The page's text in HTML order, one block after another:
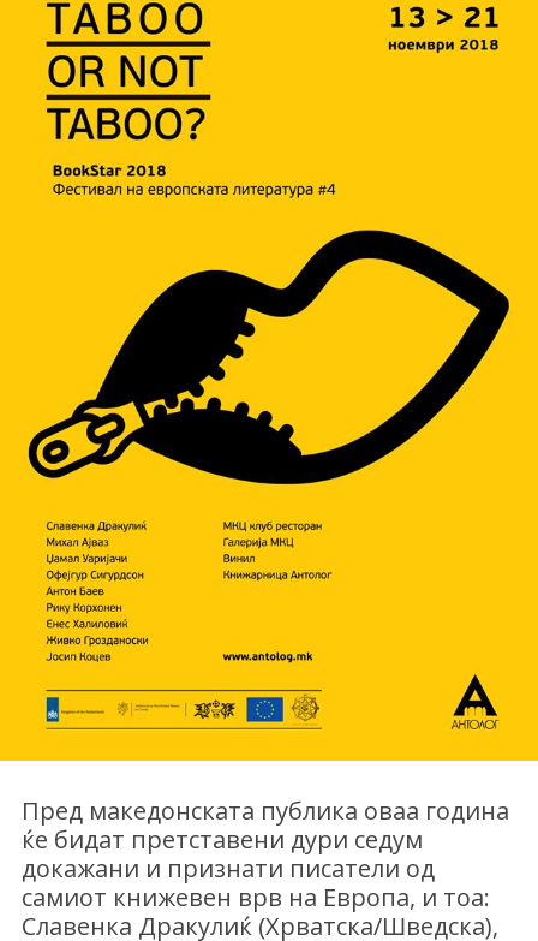
Пред македонската публика оваа година
ќе бидат претставени дури седум
докажани и признати писатели од
самиот книжевен врв на Европа, и тоа:
Славенка Дракулиќ (Хрватска/Шведска),